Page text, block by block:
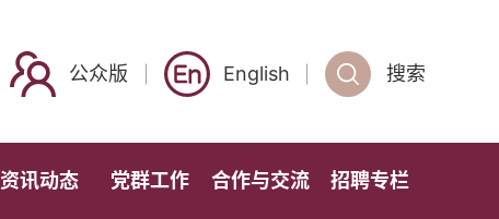
公众版 English 搜索
资讯动态 党群工作 合作与交流 招聘专栏